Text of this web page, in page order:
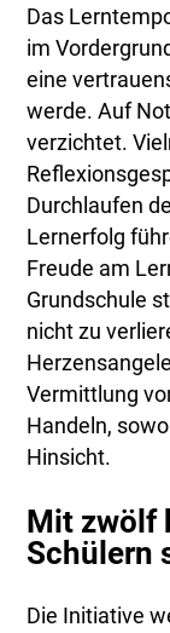
Das
im
eine
werde. Auf
verzichtet.
Durchlaufen
Lernerfolg
Freude am
Grundschule
nicht zu
Vermittlung
Handeln,
Hinsicht.
Mit zwölf
Schülern
Die Initiative